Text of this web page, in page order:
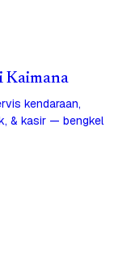
Kaimana
kendaraan,
& kasir — bengkel